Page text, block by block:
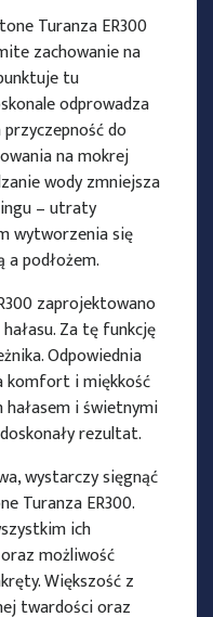
Turanza ER300
zachowanie na
tu
odprowadza
do
na mokrej
wody zmniejsza
– utraty
wytworzenia się
podłożem.
zaprojektowano
Za tę funkcję
Odpowiednia
komfort i miękkość
hałasem i świetnymi
rezultat.
wystarczy sięgnąć
Turanza ER300.
ich
możliwość
Większość z
twardości oraz